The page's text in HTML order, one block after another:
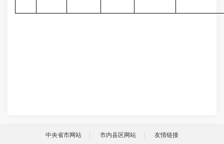
中央省市网站 市内县区网站 友情链接